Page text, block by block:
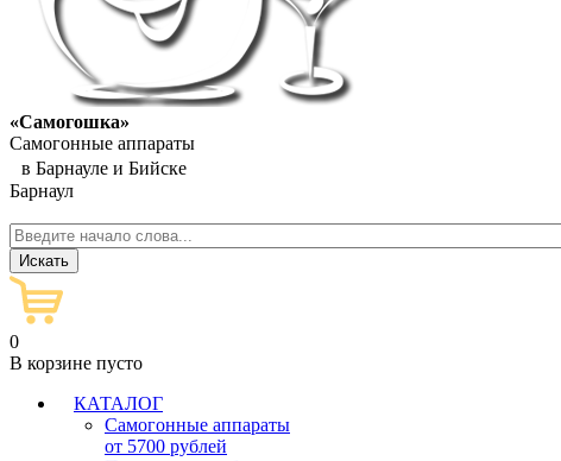
«Самогошка»
Самогонные аппараты
в Барнауле и Бийске
Барнаул
0
В корзине пусто
КАТАЛОГ
Самогонные аппараты
от 5700 рублей